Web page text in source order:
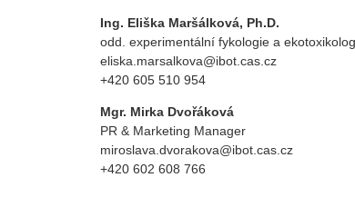
Ing. Eliška Maršálková, Ph.D.
odd. experimentální fykologie a
eliska.marsalkova@ibot.cas.cz
+420 605 510 954
Mgr. Mirka Dvořáková
PR & Marketing Manager
miroslava.dvorakova@ibot.cas.cz
+420 602 608 766